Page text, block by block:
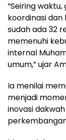
“Seiring
koordinasi dan
sudah ada 32
memenuhi
internal
umum,” ujar
Ia menilai
menjadi
inovasi